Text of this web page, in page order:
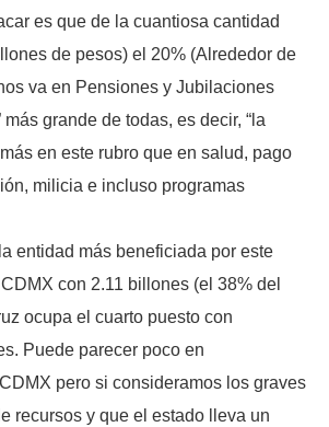
es que de la cuantiosa cantidad
de pesos) el 20% (Alrededor de
va en Pensiones y Jubilaciones
más grande de todas, es decir, “la
en este rubro que en salud, pago
milicia e incluso programas
entidad más beneficiada por este
con 2.11 billones (el 38% del
ocupa el cuarto puesto con
Puede parecer poco en
pero si consideramos los graves
recursos y que el estado lleva un